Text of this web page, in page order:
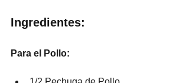
Ingredientes:
Para el Pollo: